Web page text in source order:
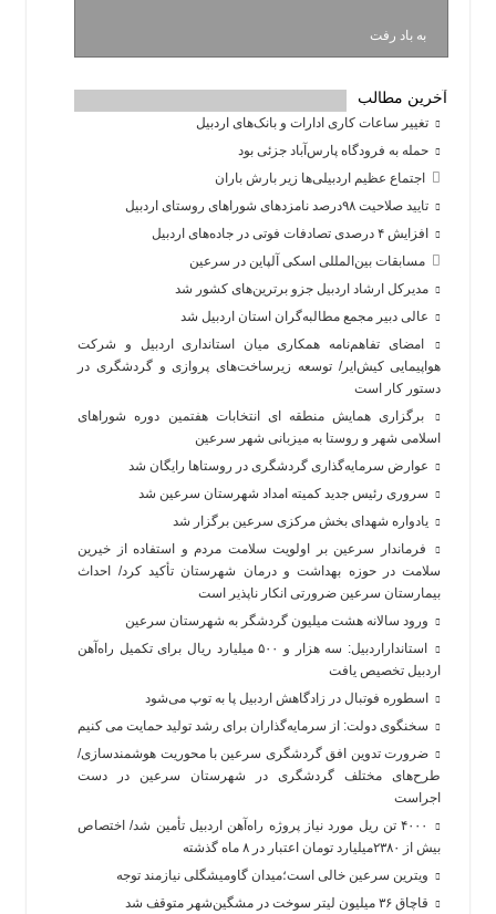
به باد رفت
آخرین مطالب
تغییر ساعات کاری ادارات و بانک‌های اردبیل
حمله به فرودگاه پارس‌‌آباد جزئی بود
اجتماع عظیم اردبیلی‌ها زیر بارش باران
تایید صلاحیت ۹۸درصد نامزدهای شوراهای روستای اردبیل
افزایش ۴ درصدی تصادفات فوتی در جاده‌های اردبیل
مسابقات بین‌المللی اسکی آلپاین در سرعین
مدیرکل ارشاد اردبیل جزو برترین‌های کشور شد
عالی دبیر مجمع مطالبه‌گران استان اردبیل شد
امضای تفاهم‌نامه همکاری میان استانداری اردبیل و شرکت
هواپیمایی کیش‌ایر/ توسعه زیرساخت‌های پروازی و گردشگری در
دستور کار است
برگزاری همایش منطقه ای انتخابات هفتمین دوره شوراهای
اسلامی شهر و روستا به میزبانی شهر سرعین
عوارض سرمایه‌گذاری گردشگری در روستاها رایگان شد
سروری رئیس جدید کمیته امداد شهرستان سرعین شد
یادواره شهدای بخش مرکزی سرعین برگزار شد
فرماندار سرعین بر اولویت سلامت مردم و استفاده از خیرین
سلامت در حوزه بهداشت و درمان شهرستان تأکید کرد/ احداث
بیمارستان سرعین ضرورتی انکار ناپذیر است
ورود سالانه هشت میلیون گردشگر به شهرستان سرعین
استانداراردبیل: سه هزار و ۵۰۰ میلیارد ریال برای تکمیل راه‌آهن
اردبیل تخصیص یافت
اسطوره فوتبال در زادگاهش اردبیل پا به توپ می‌شود
سخنگوی دولت: از سرمایه‌گذاران برای رشد تولید حمایت می کنیم
ضرورت تدوین افق گردشگری سرعین با محوریت هوشمندسازی/
طرح‌های مختلف گردشگری در شهرستان سرعین در دست
اجراست
۴۰۰۰ تن ریل مورد نیاز پروژه راه‌آهن اردبیل تأمین شد/ اختصاص
بیش از ۲۳۸۰میلیارد تومان اعتبار در ۸ ماه گذشته
ویترین سرعین خالی است؛میدان گاومیشگلی نیازمند توجه
قاچاق ۳۶ میلیون لیتر سوخت در مشگین‌شهر متوقف شد